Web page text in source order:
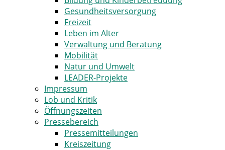
Gesundheitsversorgung
Freizeit
Leben im Alter
Verwaltung und Beratung
Mobilität
Natur und Umwelt
LEADER-Projekte
Impressum
Lob und Kritik
Öffnungszeiten
Pressebereich
Pressemitteilungen
Kreiszeitung